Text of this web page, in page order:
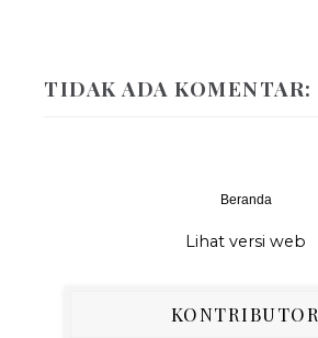
TIDAK ADA KOMENTAR:
Beranda
Lihat versi web
KONTRIBUTOR